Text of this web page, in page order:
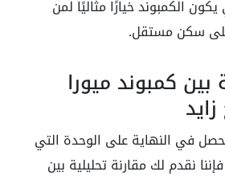
الكمبوند خيارًا مثاليًا لمن
سكن مستقل.
بين كمبوند ميورا
في النهاية على الوحدة التي
نقدم لك مقارنة تحليلية بين